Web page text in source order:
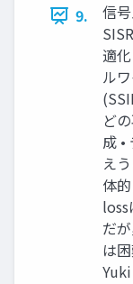
9.
信
適
ル
ど
成
え
体
loss
だ
は